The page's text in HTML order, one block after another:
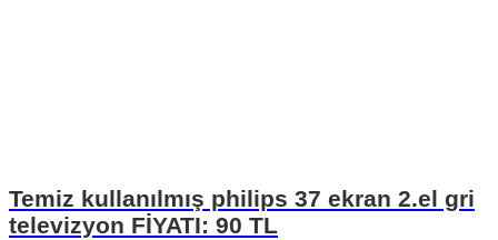
Temiz kullanılmış philips 37 ekran 2.el gri
televizyon FİYATI: 90 TL